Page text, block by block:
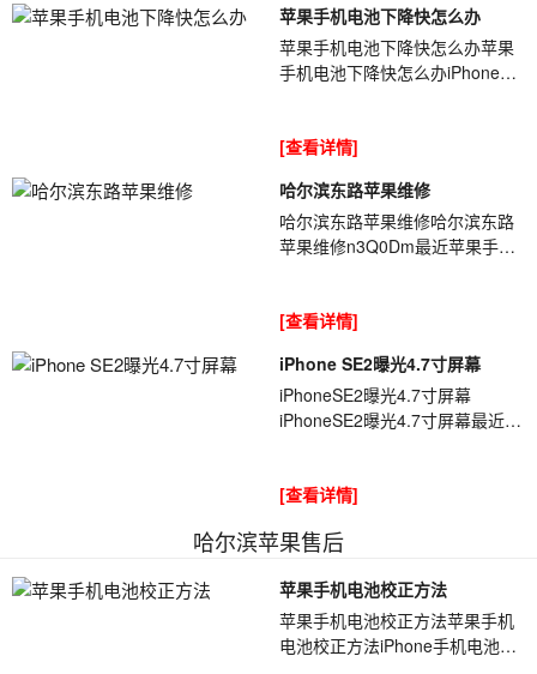
苹果手机电池下降快怎么办
苹果手机电池下降快怎么办苹果
手机电池下降快怎么办iPhone电
电、电...
[查看详情]
哈尔滨东路苹果维修
哈尔滨东路苹果维修哈尔滨东路
苹果维修n3Q0Dm最近苹果手机
但是机器可以换个...
[查看详情]
iPhone SE2曝光4.7寸屏幕
iPhoneSE2曝光4.7寸屏幕
iPhoneSE2曝光4.7寸屏幕最近讨
种迹象表明,这个消...
[查看详情]
哈尔滨苹果售后
苹果手机电池校正方法
苹果手机电池校正方法苹果手机
电池校正方法iPhone手机电池经